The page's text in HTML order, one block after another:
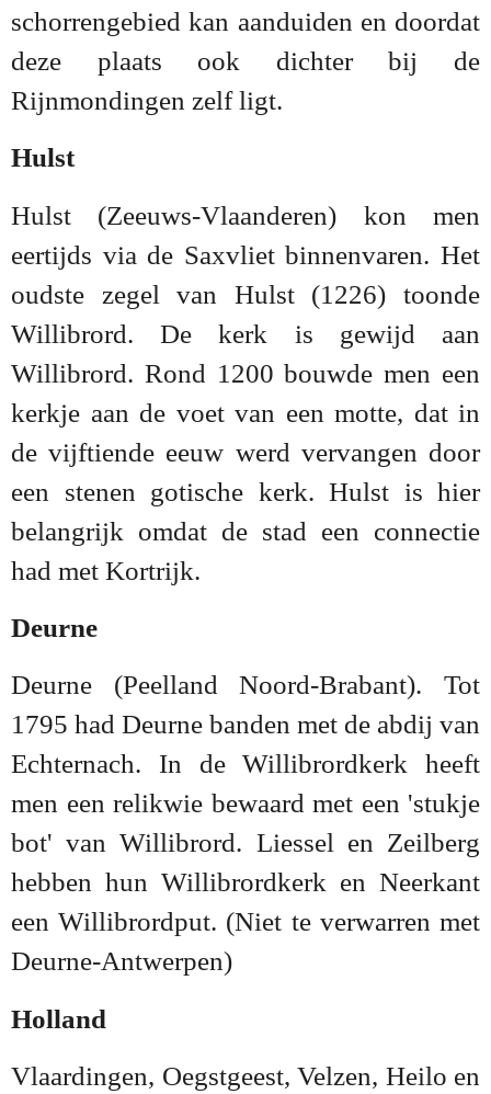
schorrengebied kan aanduiden en doordat
deze plaats ook dichter bij de
Rijnmondingen zelf ligt.
Hulst
Hulst (Zeeuws-Vlaanderen) kon men
eertijds via de Saxvliet binnenvaren. Het
oudste zegel van Hulst (1226) toonde
Willibrord. De kerk is gewijd aan
Willibrord. Rond 1200 bouwde men een
kerkje aan de voet van een motte, dat in
de vijftiende eeuw werd vervangen door
een stenen gotische kerk. Hulst is hier
belangrijk omdat de stad een connectie
had met Kortrijk.
Deurne
Deurne (Peelland Noord-Brabant). Tot
1795 had Deurne banden met de abdij van
Echternach. In de Willibrordkerk heeft
men een relikwie bewaard met een 'stukje
bot' van Willibrord. Liessel en Zeilberg
hebben hun Willibrordkerk en Neerkant
een Willibrordput. (Niet te verwarren met
Deurne-Antwerpen)
Holland
Vlaardingen, Oegstgeest, Velzen, Heilo en